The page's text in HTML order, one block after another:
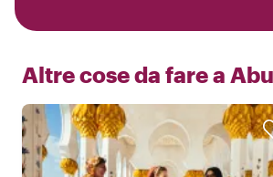
Altre cose da fare a